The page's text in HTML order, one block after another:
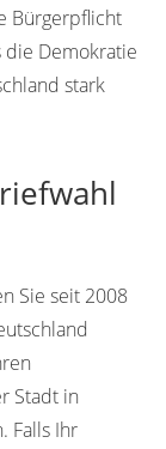
Bürgerpflicht
die Demokratie
stark
Sie seit 2008
Stadt in
Falls Ihr